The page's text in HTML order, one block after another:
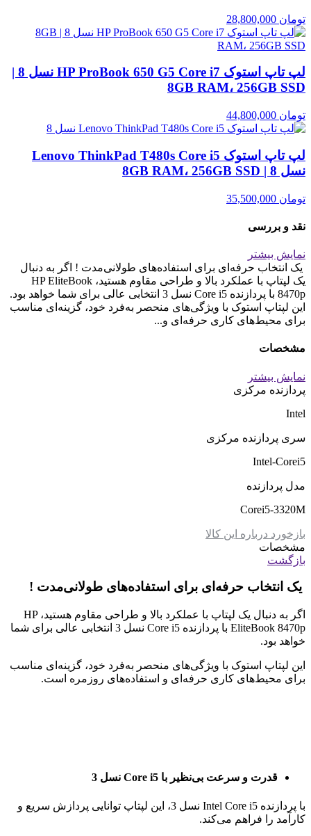
تومان
لپ تاپ استوک HP ProBook 650 G5 Core i7 نسل 8 |
8GB RAM، 256GB SSD
تومان
لپ تاپ استوک Lenovo ThinkPad T480s Core i5
نسل 8 | 8GB RAM، 256GB SSD
تومان
نقد و بررسی
نمایش بیشتر
یک انتخاب حرفه‌ای برای استفاده‌های طولانی‌مدت ! اگر به دنبال
یک لپتاپ با عملکرد بالا و طراحی مقاوم هستید، HP EliteBook
8470p با پردازنده Core i5 نسل 3 انتخابی عالی برای شما خواهد بود.
این لپتاپ استوک با ویژگی‌های منحصر به‌فرد خود، گزینه‌ای مناسب
برای محیط‌های کاری حرفه‌ای و...
مشخصات
نمایش بیشتر
پردازنده مرکزی
Intel
سری پردازنده مرکزی
Intel-Corei5
مدل پردازنده
Corei5-3320M
بازخورد درباره این کالا
مشخصات
بازگشت
یک انتخاب حرفه‌ای برای استفاده‌های طولانی‌مدت !
اگر به دنبال یک لپتاپ با عملکرد بالا و طراحی مقاوم هستید، HP
EliteBook 8470p با پردازنده Core i5 نسل 3 انتخابی عالی برای شما
خواهد بود.
این لپتاپ استوک با ویژگی‌های منحصر به‌فرد خود، گزینه‌ای مناسب
برای محیط‌های کاری حرفه‌ای و استفاده‌های روزمره است.
قدرت و سرعت بی‌نظیر با Core i5 نسل 3
با پردازنده Intel Core i5 نسل 3، این لپتاپ توانایی پردازش سریع و
کارآمد را فراهم می‌کند.